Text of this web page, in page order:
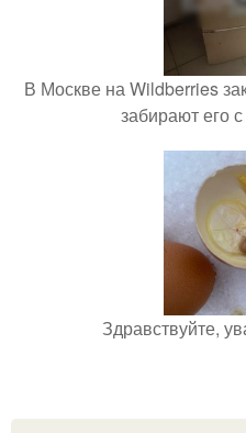
В Москве на Wildberries
забирают его
Здравствуйте,